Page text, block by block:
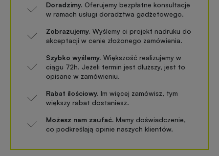
Doradzimy. Oferujemy bezpłatne konsultacje
w ramach usługi doradztwa gadżetowego.
Zobrazujemy. Wyślemy ci projekt nadruku do
akceptacji w cenie złożonego zamówienia.
Szybko wyślemy. Większość realizujemy w
ciągu 72h. Jeżeli termin jest dłuższy, jest to
opisane w zamówieniu.
Rabat ilościowy. Im więcej zamówisz, tym
większy rabat dostaniesz.
Możesz nam zaufać. Mamy doświadczenie,
co podkreślają opinie naszych klientów.